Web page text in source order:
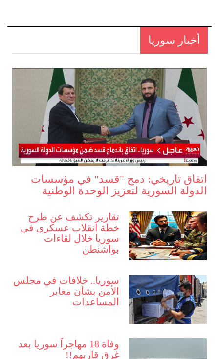
أخبار سوريا
اتفاق تاريخي: دمج "قسد" في مؤسسات
الدولة السورية لتعزيز الوحدة الوطنية
تقارير تكشف عن طرح
خطة انقلاب عسكري في
سوريا خلال لقاءات
بواشنطن
سوريا.. خلافات في مجلس
الأمن بشأن معابر
المساعدات
وفاة 18 مهاجراً سوريا بعد
غرق قاربهم!!